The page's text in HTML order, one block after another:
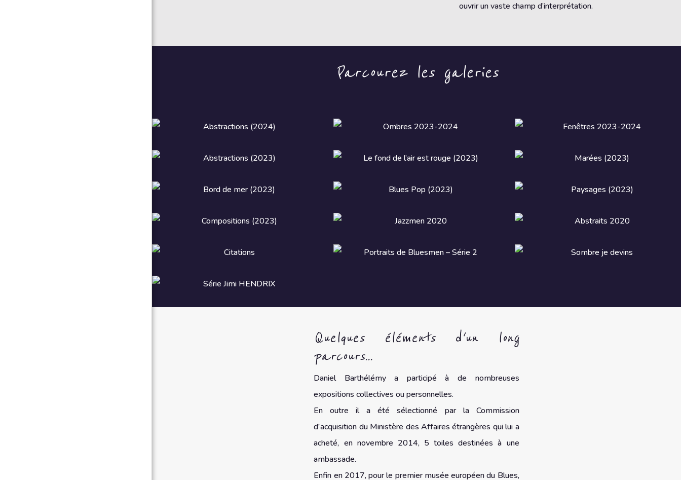
ouvrir un vaste champ d’interprétation.
Parcourez les galeries
Quelques éléments d'un long
parcours...
Daniel Barthélémy a participé à de nombreuses
expositions collectives ou personnelles.
En outre il a été sélectionné par la Commission
d'acquisition du Ministère des Affaires étrangères qui lui a
acheté, en novembre 2014, 5 toiles destinées à une
ambassade.
Enfin en 2017, pour le premier musée européen du Blues,